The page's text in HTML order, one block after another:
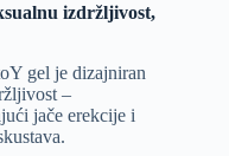
izdržljivost,
gel je dizajniran
–
jače erekcije i